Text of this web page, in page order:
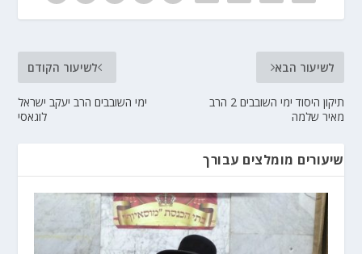
לשיעור הקודם
ימי השובבים הרב יעקב ישראל
לוגאסי
לשיעור הבא
תיקון היסוד ימי השובבים 2 הרב
מאיר שלמה
שיעורים מומלצים עבורך